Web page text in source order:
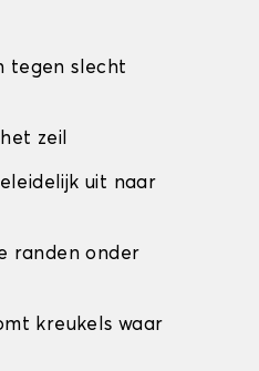
tegen slecht
zeil
uit naar
randen onder
kreukels waar